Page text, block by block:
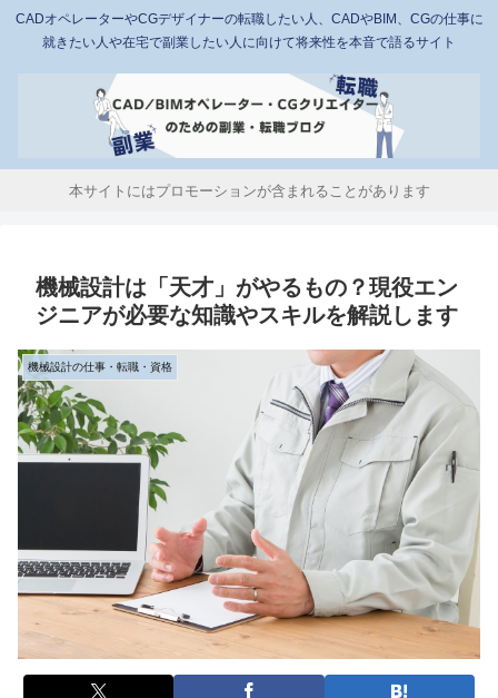
CADオペレーターやCGデザイナーの転職したい人、CADやBIM、CGの仕事に
就きたい人や在宅で副業したい人に向けて将来性を本音で語るサイト
本サイトにはプロモーションが含まれることがあります
機械設計は「天才」がやるもの？現役エン
ジニアが必要な知識やスキルを解説します
機械設計の仕事・転職・資格